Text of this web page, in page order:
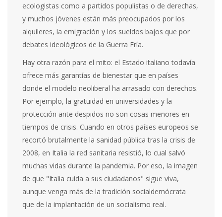
ecologistas como a partidos populistas o de derechas,
y muchos jóvenes están más preocupados por los
alquileres, la emigración y los sueldos bajos que por
debates ideológicos de la Guerra Fría.
Hay otra razón para el mito: el Estado italiano todavía
ofrece más garantías de bienestar que en países
donde el modelo neoliberal ha arrasado con derechos.
Por ejemplo, la gratuidad en universidades y la
protección ante despidos no son cosas menores en
tiempos de crisis. Cuando en otros países europeos se
recortó brutalmente la sanidad pública tras la crisis de
2008, en Italia la red sanitaria resistió, lo cual salvó
muchas vidas durante la pandemia. Por eso, la imagen
de que "Italia cuida a sus ciudadanos" sigue viva,
aunque venga más de la tradición socialdemócrata
que de la implantación de un socialismo real.